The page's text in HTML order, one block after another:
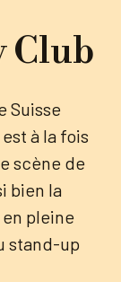
Club
Suisse
à la fois
scène de
bien la
pleine
stand-up